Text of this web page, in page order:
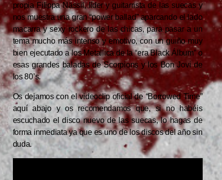
propia Filippa Nässil, líder y guitarrista de las suecas y
nos muestra una gran “power ballad” aparcando el lado
macarra y sexy rockero de las chicas, para pasar a un
tema mucho más intenso y emotivo, con un guiño muy
bien ejecutado a los Metallica de la “era Black Álbum” o
esas grandes baladas de Scorpions y los Bon Jovi de
los 80’s.
Os dejamos con el videoclip oficial de “Borrowed Time”
aquí abajo y os recomendamos que, si no habéis
escuchado el disco nuevo de las suecas, lo hagas de
forma inmediata ya que es uno de los discos del año sin
duda.